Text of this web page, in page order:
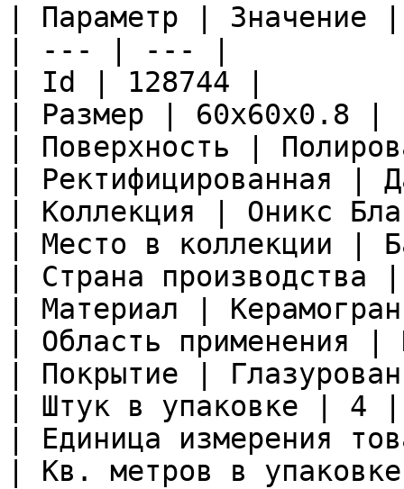
| Параметр | Значение |
| --- | --- |
| Id | 128744 |
| Размер | 60x60x0.8 |
| Поверхность |
| Ректифицированная |
| Коллекция | Оникс
| Место в коллекции |
| Страна
| Материал |
| Область применения
| Покрытие |
| Штук в упаковке | 4 |
| Единица измерения
| Кв. метров в